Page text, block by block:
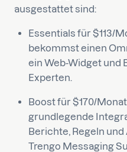
ausgestattet sind:
Essentials für $113/
bekommst einen
ein Web-Widget und
Experten.
Boost für $170/
grundlegende
Berichte, Regeln
Trengo Messaging